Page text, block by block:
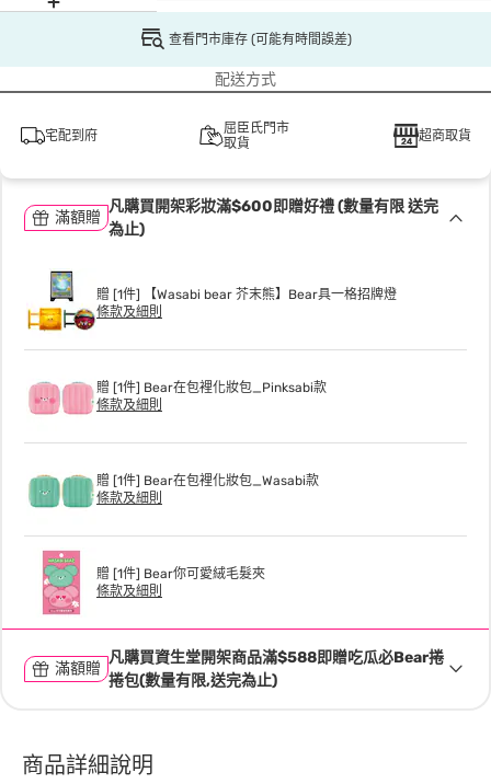
查看門市庫存 (可能有時間誤差)
配送方式
宅配到府
屈臣氏門市
取貨
超商取貨
滿額贈
凡購買開架彩妝滿$600即贈好禮 (數量有限 送完
為止)
贈 [1件] 【Wasabi bear 芥末熊】Bear具一格招牌燈
條款及細則
贈 [1件] Bear在包裡化妝包_Pinksabi款
條款及細則
贈 [1件] Bear在包裡化妝包_Wasabi款
條款及細則
贈 [1件] Bear你可愛絨毛髮夾
條款及細則
滿額贈
凡購買資生堂開架商品滿$588即贈吃瓜必Bear捲
捲包(數量有限,送完為止)
商品詳細說明